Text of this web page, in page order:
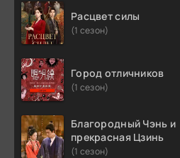
Расцвет силы
(1 сезон)
Город отличников
(1 сезон)
Благородный Чэнь и
прекрасная Цзинь
(1 сезон)